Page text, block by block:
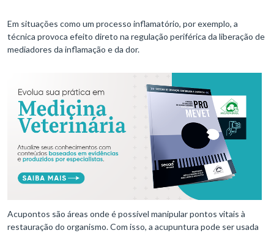
Em situações como um processo inflamatório, por exemplo, a
técnica provoca efeito direto na regulação periférica da liberação de
mediadores da inflamação e da dor.
Acupontos são áreas onde é possível manipular pontos vitais à
restauração do organismo. Com isso, a acupuntura pode ser usada